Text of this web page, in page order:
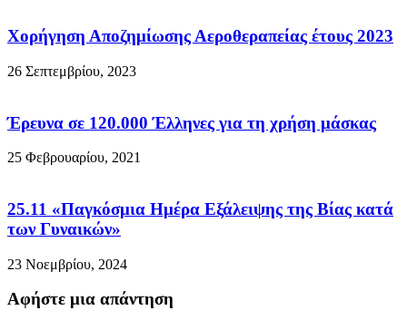
Χορήγηση Αποζημίωσης Αεροθεραπείας έτους 2023
26 Σεπτεμβρίου, 2023
Έρευνα σε 120.000 Έλληνες για τη χρήση μάσκας
25 Φεβρουαρίου, 2021
25.11 «Παγκόσμια Ημέρα Εξάλειψης της Βίας κατά
των Γυναικών»
23 Νοεμβρίου, 2024
Αφήστε μια απάντηση